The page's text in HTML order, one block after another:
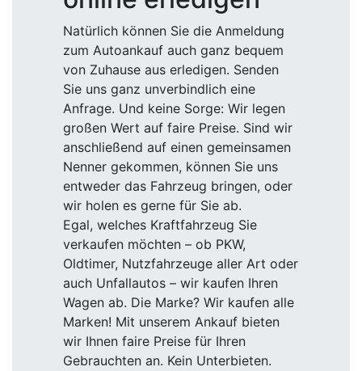
Natürlich können Sie die Anmeldung
zum Autoankauf auch ganz bequem
von Zuhause aus erledigen. Senden
Sie uns ganz unverbindlich eine
Anfrage. Und keine Sorge: Wir legen
großen Wert auf faire Preise. Sind wir
anschließend auf einen gemeinsamen
Nenner gekommen, können Sie uns
entweder das Fahrzeug bringen, oder
wir holen es gerne für Sie ab.
Egal, welches Kraftfahrzeug Sie
verkaufen möchten – ob PKW,
Oldtimer, Nutzfahrzeuge aller Art oder
auch Unfallautos – wir kaufen Ihren
Wagen ab. Die Marke? Wir kaufen alle
Marken! Mit unserem Ankauf bieten
wir Ihnen faire Preise für Ihren
Gebrauchten an. Kein Unterbieten.